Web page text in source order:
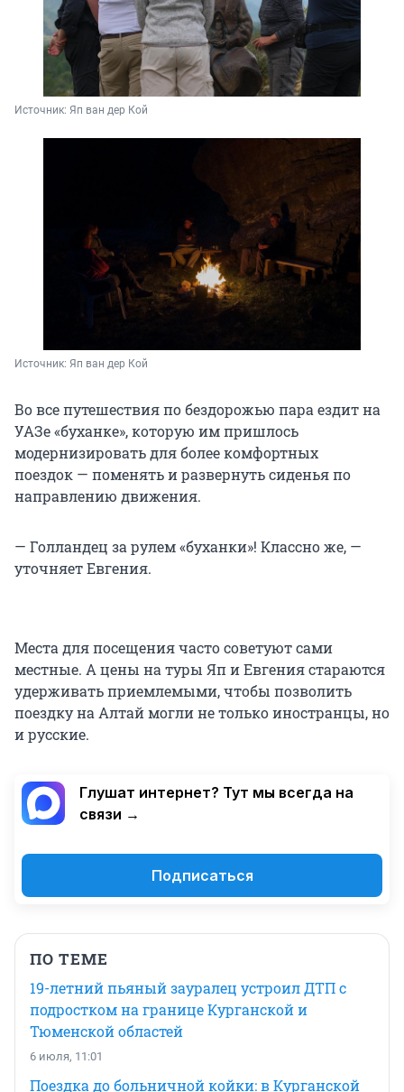
Источник: Яп ван дер Кой
Источник: Яп ван дер Кой
Во все путешествия по бездорожью пара ездит на
УАЗе «буханке», которую им пришлось
модернизировать для более комфортных
поездок — поменять и развернуть сиденья по
направлению движения.
— Голландец за рулем «буханки»! Классно же, —
уточняет Евгения.
Места для посещения часто советуют сами
местные. А цены на туры Яп и Евгения стараются
удерживать приемлемыми, чтобы позволить
поездку на Алтай могли не только иностранцы, но
и русские.
Глушат интернет? Тут мы всегда на
связи →
Подписаться
ПО ТЕМЕ
19-летний пьяный зауралец устроил ДТП с
подростком на границе Курганской и
Тюменской областей
6 июля, 11:01
Поездка до больничной койки: в Курганской